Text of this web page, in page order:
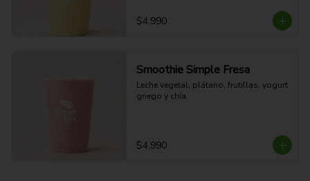
$4.990
Smoothie Simple Fresa
Leche vegetal, plátano, frutillas, yogurt
griego y chía.
$4.990